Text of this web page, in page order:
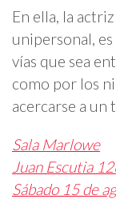
En ella, la
unipersonal,
vías que sea
como por los
acercarse a un
Sala Marlowe
Juan Escutia
Sábado 15 de